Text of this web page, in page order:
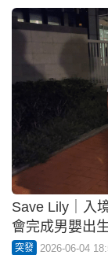
Save Lily｜入
會完成男嬰出
突發 2026-06-04